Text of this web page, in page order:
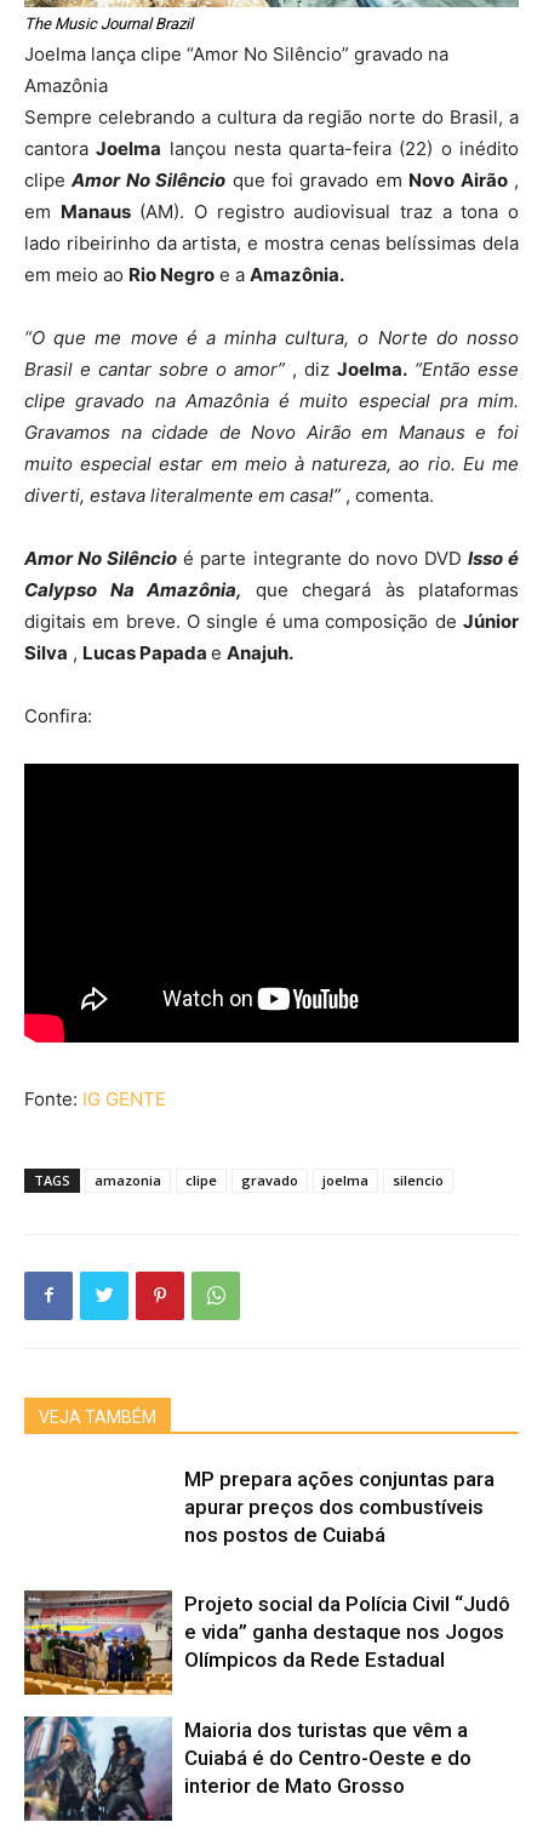
The Music Journal Brazil
Joelma lança clipe “Amor No Silêncio” gravado na
Amazônia
Sempre celebrando a cultura da região norte do Brasil, a
cantoraJoelma lançou nesta quarta-feira (22) o inédito
clipeAmor No Silêncio que foi gravado em Novo Airão,
em Manaus(AM). O registro audiovisual traz a tona o
lado ribeirinho da artista, e mostra cenas belíssimas dela
em meio ao Rio Negro e a Amazônia.
“O que me move é a minha cultura, o Norte do nosso
Brasil e cantar sobre o amor” , diz Joelma. “Então esse
clipe gravado na Amazônia é muito especial pra mim.
Gravamos na cidade de Novo Airão em Manaus e foi
muito especial estar em meio à natureza, ao rio. Eu me
diverti, estava literalmente em casa!” , comenta.
Amor No Silêncio é parte integrante do novo DVD Isso é
Calypso Na Amazônia,
que chegará às plataformas
digitais em breve. O single é uma composição de Júnior
Silva , Lucas Papada e Anajuh.
Confira:
Fonte: IG GENTE
TAGS amazonia clipe gravado joelma silencio
VEJA TAMBÉM
MP prepara ações conjuntas para
apurar preços dos combustíveis
nos postos de Cuiabá
Projeto social da Polícia Civil “Judô
e vida” ganha destaque nos Jogos
Olímpicos da Rede Estadual
Maioria dos turistas que vêm a
Cuiabá é do Centro-Oeste e do
interior de Mato Grosso